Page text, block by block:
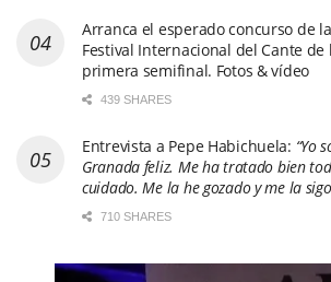
Arranca el esperado concurso de
Festival Internacional del Cante de
primera semifinal. Fotos & vídeo
439 SHARES
Entrevista a Pepe Habichuela: “Yo
Granada feliz. Me ha tratado bien
cuidado. Me la he gozado y me la
710 SHARES